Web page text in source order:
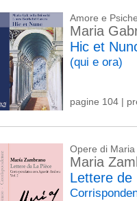
Amore e
Maria
Hic et
(qui e ora)
pagine 104 |
Opere di
Maria
Lettere de